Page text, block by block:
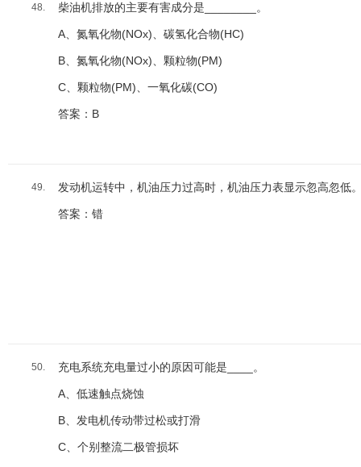
48. 柴油机排放的主要有害成分是________。
A、氮氧化物(NOx)、碳氢化合物(HC)
B、氮氧化物(NOx)、颗粒物(PM)
C、颗粒物(PM)、一氧化碳(CO)
答案：B
49. 发动机运转中，机油压力过高时，机油压力表显示忽高忽低
答案：错
50. 充电系统充电量过小的原因可能是____。
A、低速触点烧蚀
B、发电机传动带过松或打滑
C、个别整流二极管损坏